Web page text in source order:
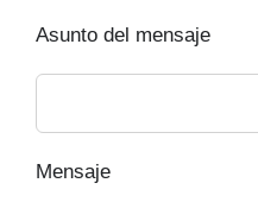
Asunto del mensaje
Mensaje